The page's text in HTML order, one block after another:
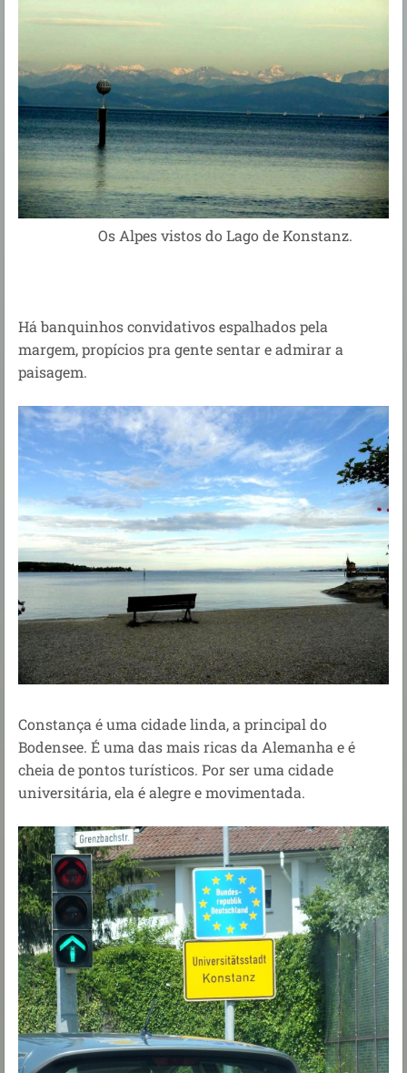
Os Alpes vistos do Lago de Konstanz.
Há banquinhos convidativos espalhados pela
margem, propícios pra gente sentar e admirar a
paisagem.
Constança é uma cidade linda, a principal do
Bodensee. É uma das mais ricas da Alemanha e é
cheia de pontos turísticos. Por ser uma cidade
universitária, ela é alegre e movimentada.